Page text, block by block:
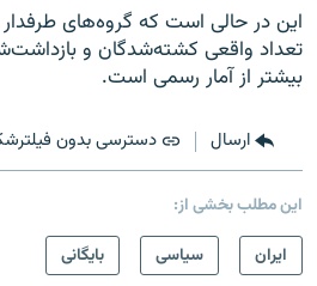
اين در حالی است که گروه‌های
تعداد واقعی کشته‌شدگان و
بیشتر از آمار رسمی است.
ارسال دسترسی بدون
این مطلب بخشی از:
ايران
سیاسی بایگانی